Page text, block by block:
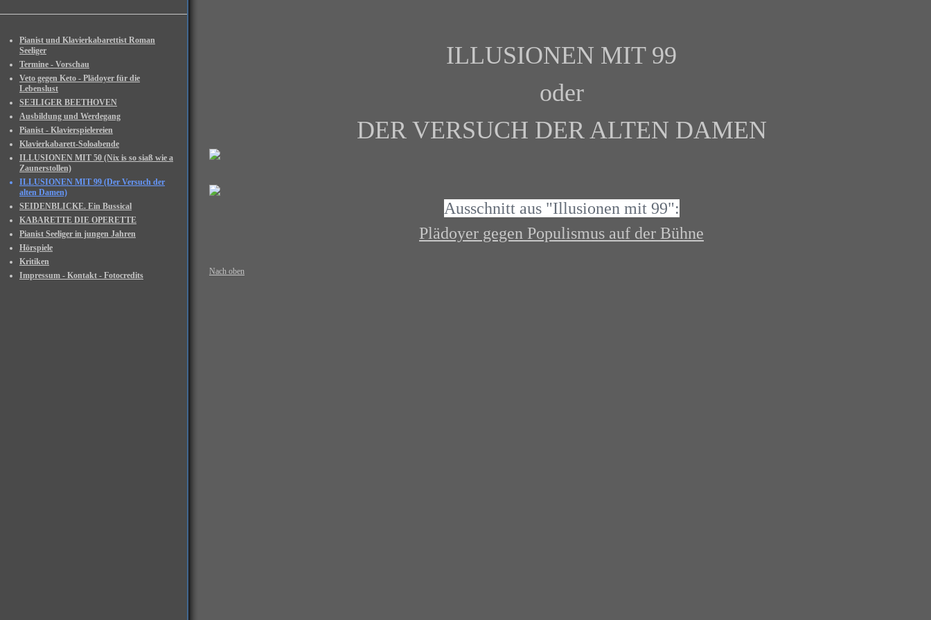
Pianist und Klavierkabarettist Roman
Seeliger
Termine - Vorschau
Veto gegen Keto - Plädoyer für die
Lebenslust
SEƎLIGER BEETHOVEN
Ausbildung und Werdegang
Pianist - Klavierspielereien
Klavierkabarett-Soloabende
ILLUSIONEN MIT 50 (Nix is so siaß wie a
Zaunerstollen)
ILLUSIONEN MIT 99 (Der Versuch der
alten Damen)
SEIDENBLICKE. Ein Bussical
KABARETTE DIE OPERETTE
Pianist Seeliger in jungen Jahren
Hörspiele
Kritiken
Impressum - Kontakt - Fotocredits
ILLUSIONEN MIT 99
oder
DER VERSUCH DER ALTEN DAMEN
Ausschnitt aus "Illusionen mit 99":
Plädoyer gegen Populismus auf der Bühne
Nach oben